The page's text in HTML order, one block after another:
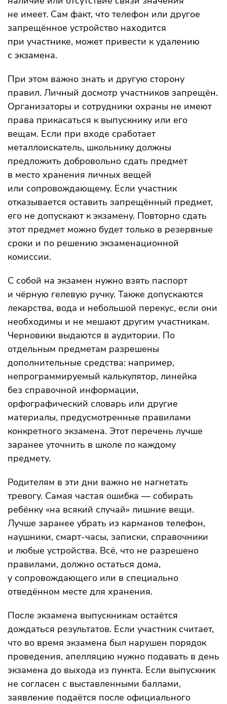
не имеет. Сам факт, что телефон или другое
запрещённое устройство находится
при участнике, может привести к удалению
с экзамена.
При этом важно знать и другую сторону
правил. Личный досмотр участников запрещён.
Организаторы и сотрудники охраны не имеют
права прикасаться к выпускнику или его
вещам. Если при входе сработает
металлоискатель, школьнику должны
предложить добровольно сдать предмет
в место хранения личных вещей
или сопровождающему. Если участник
отказывается оставить запрещённый предмет,
его не допускают к экзамену. Повторно сдать
этот предмет можно будет только в резервные
сроки и по решению экзаменационной
комиссии.
С собой на экзамен нужно взять паспорт
и чёрную гелевую ручку. Также допускаются
лекарства, вода и небольшой перекус, если они
необходимы и не мешают другим участникам.
Черновики выдаются в аудитории. По
отдельным предметам разрешены
дополнительные средства: например,
непрограммируемый калькулятор, линейка
без справочной информации,
орфографический словарь или другие
материалы, предусмотренные правилами
конкретного экзамена. Этот перечень лучше
заранее уточнить в школе по каждому
предмету.
Родителям в эти дни важно не нагнетать
тревогу. Самая частая ошибка — собирать
ребёнку «на всякий случай» лишние вещи.
Лучше заранее убрать из карманов телефон,
наушники, смарт-часы, записки, справочники
и любые устройства. Всё, что не разрешено
правилами, должно остаться дома,
у сопровождающего или в специально
отведённом месте для хранения.
После экзамена выпускникам остаётся
дождаться результатов. Если участник считает,
что во время экзамена был нарушен порядок
проведения, апелляцию нужно подавать в день
экзамена до выхода из пункта. Если выпускник
не согласен с выставленными баллами,
заявление подаётся после официального